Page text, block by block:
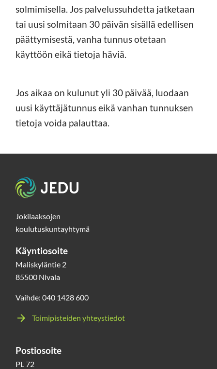
solmimisella. Jos palvelussuhdetta jatketaan
tai uusi solmitaan 30 päivän sisällä edellisen
päättymisestä, vanha tunnus otetaan
käyttöön eikä tietoja häviä.
Jos aikaa on kulunut yli 30 päivää, luodaan
uusi käyttäjätunnus eikä vanhan tunnuksen
tietoja voida palauttaa.
Etusivu
Jokilaaksojen
koulutuskuntayhtymä
Käyntiosoite
Maliskyläntie 2
85500 Nivala
Vaihde: 040 1428 600
Toimipisteiden yhteystiedot
Postiosoite
PL 72